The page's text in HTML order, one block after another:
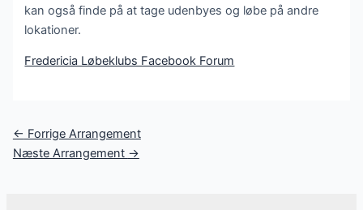
kan også finde på at tage udenbyes og løbe på andre
lokationer.
Fredericia Løbeklubs Facebook Forum
Post
navigation
← Forrige Arrangement
Næste Arrangement →